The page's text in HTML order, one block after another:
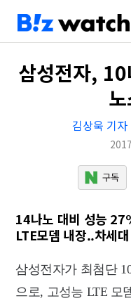
삼성전자,
김상욱 기자
14나노 대비 성능
LTE모뎀 내장..차세
삼성전자가 최첨단
으로, 고성능 LTE 모